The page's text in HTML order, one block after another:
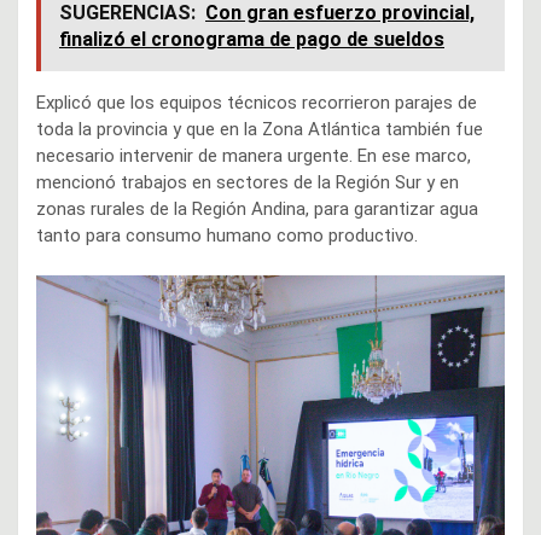
SUGERENCIAS: Con gran esfuerzo provincial,
finalizó el cronograma de pago de sueldos
Explicó que los equipos técnicos recorrieron parajes de
toda la provincia y que en la Zona Atlántica también fue
necesario intervenir de manera urgente. En ese marco,
mencionó trabajos en sectores de la Región Sur y en
zonas rurales de la Región Andina, para garantizar agua
tanto para consumo humano como productivo.